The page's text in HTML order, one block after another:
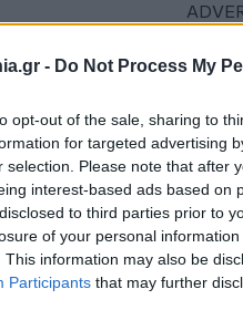
- Do Not Process My
opt-out of the sale, sharing to
for targeted advertising
selection. Please note that after
interest-based ads based on
to third parties prior to
of your personal
This information may also be
Participants that may further
(25-19, 25-17, 25-
Παμβοχαϊκός -